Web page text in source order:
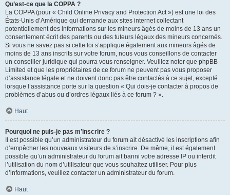
Qu’est-ce que la COPPA ?
La COPPA (pour « Child Online Privacy and Protection Act ») est une loi des
États-Unis d’Amérique qui demande aux sites internet collectant
potentiellement des informations sur les mineurs âgés de moins de 13 ans un
consentement écrit des parents ou des tuteurs légaux des mineurs concernés.
Si vous ne savez pas si cette loi s’applique également aux mineurs âgés de
moins de 13 ans inscrits sur votre forum, nous vous conseillons de contacter
un conseiller juridique qui pourra vous renseigner. Veuillez noter que phpBB
Limited et que les propriétaires de ce forum ne peuvent pas vous proposer
d’assistance légale et ne doivent donc pas être contactés à ce sujet, excepté
lorsque l’assistance porte sur la question « Qui dois-je contacter à propos de
problèmes d’abus ou d’ordres légaux liés à ce forum ? ».
Haut
Pourquoi ne puis-je pas m’inscrire ?
Il est possible qu’un administrateur du forum ait désactivé les inscriptions afin
d’empêcher les nouveaux visiteurs de s’inscrire. De même, il est également
possible qu’un administrateur du forum ait banni votre adresse IP ou interdit
l’utilisation du nom d’utilisateur que vous souhaitez utiliser. Pour plus
d’informations, veuillez contacter un administrateur du forum.
Haut